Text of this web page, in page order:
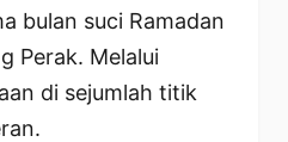
bulan suci Ramadan
Perak. Melalui
di sejumlah titik